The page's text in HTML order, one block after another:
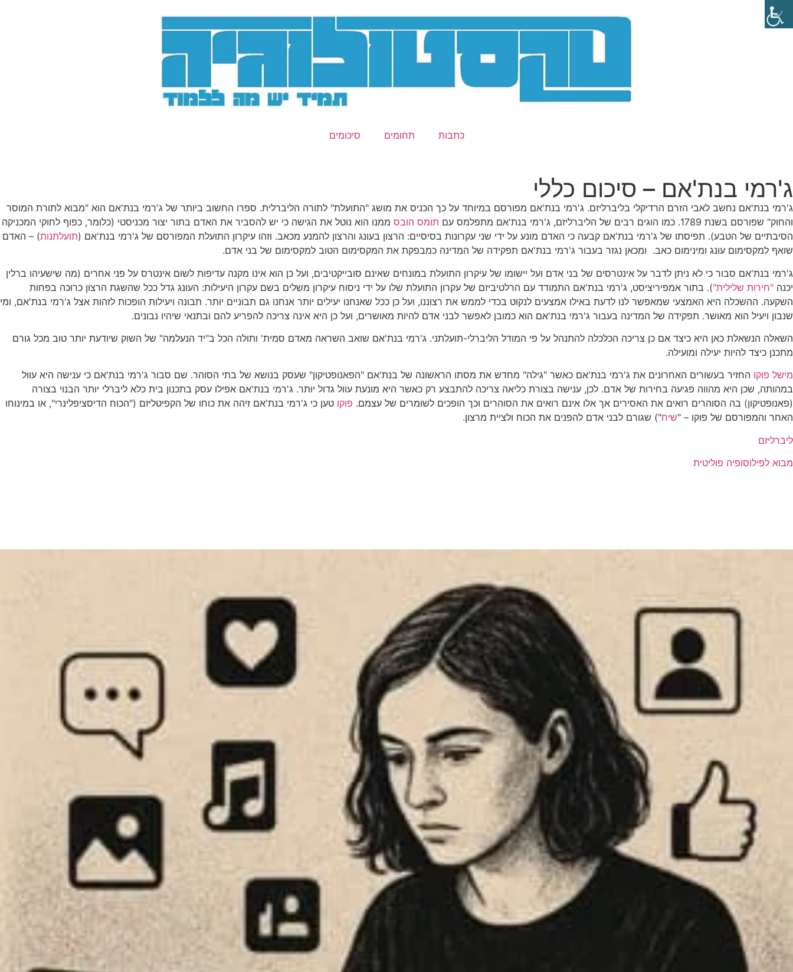
כתבות תחומים סיכומים
ג'רמי בנת'אם – סיכום כללי
ג'רמי בנת'אם נחשב לאבי הזרם הרדיקלי בליברליזם. ג'רמי בנת'אם מפורסם במיוחד על כך הכניס את מושג "התועלת" לתורה הליברלית. ספרו החשוב ביותר של ג'רמי בנת'אם הוא "מבוא לתורת המוסר
והחוק" שפורסם בשנת 1789. כמו הוגים רבים של הליברליזם, ג'רמי בנת'אם מתפלמס עם
תומס הובס ממנו הוא נוטל את הגישה כי יש להסביר את האדם בתור יצור מכניסטי (כלומר, כפוף לחוקי המכניקה
הסיבתיים של הטבע). תפיסתו של ג'רמי בנת'אם קבעה כי האדם מונע על ידי שני עקרונות בסיסיים: הרצון בעונג והרצון להמנע מכאב. וזהו עיקרון התועלת המפורסם של ג'רמי בנת'אם (תועלתנות) – האדם
שואף למקסימום עונג ומינימום כאב. ומכאן נגזר בעבור ג'רמי בנת'אם תפקידה של המדינה כמבפקת את המקסימום הטוב למקסימום של בני אדם.
ג'רמי בנת'אם סבור כי לא ניתן לדבר על אינטרסים של בני אדם ועל יישומו של עיקרון התועלת במונחים שאינם סובייקטיבים, ועל כן הוא אינו מקנה עדיפות לשום אינטרס על פני אחרים (מה שישעיהו ברלין
יכנה "חירות שלילית"). בתור אמפיריציסט, ג'רמי בנת'אם התמודד עם הרלטיביזם של עקרון התועלת שלו על ידי ניסוח עיקרון משלים בשם עקרון היעילות: העונג גדל ככל שהשגת הרצון כרוכה בפחות
השקעה. ההשכלה היא האמצעי שמאפשר לנו לדעת באילו אמצעים לנקוט בכדי לממש את רצוננו, ועל כן ככל שאנחנו יעילים יותר אנחנו גם תבוניים יותר. תבונה ויעילות הופכות לזהות אצל ג'רמי בנת'אם, ומי
שנבון ויעיל הוא מאושר. תפקידה של המדינה בעבור ג'רמי בנת'אם הוא כמובן לאפשר לבני אדם להיות מאושרים, ועל כן היא אינה צריכה להפריע להם ובתנאי שיהיו נבונים.
השאלה הנשאלת כאן היא כיצד אם כן צריכה הכלכלה להתנהל על פי המודל הליברלי-תועלתני. ג'רמי בנת'אם שואב השראה מאדם סמית' ותולה הכל ב"יד הנעלמה" של השוק שיודעת יותר טוב מכל גורם
מתכנן כיצד להיות יעילה ומועילה.
מישל פוקו החזיר בעשורים האחרונים את ג'רמי בנת'אם כאשר "גילה" מחדש את מסתו הראשונה של בנת'אם "הפאנופטיקון" שעסק בנושא של בתי הסוהר. שם סבור ג'רמי בנת'אם כי ענישה היא עוול
במהותה, שכן היא מהווה פגיעה בחירות של אדם. לכן, ענישה בצורת כליאה צריכה להתבצע רק כאשר היא מונעת עוול גדול יותר. ג'רמי בנת'אם אפילו עסק בתכנון בית כלא ליברלי יותר הבנוי בצורה
(פאנופטיקון) בה הסוהרים רואים את האסירים אך אלו אינם רואים את הסוהרים וכך הופכים לשומרים של עצמם. פוקו טען כי ג'רמי בנת'אם זיהה את כוחו של הקפיטליזם ("הכוח הדיסציפלינרי", או במינוחו
האחר והמפורסם של פוקו – "שיח") שגורם לבני אדם להפנים את הכוח ולציית מרצון.
ליברליזם
מבוא לפילוסופיה פוליטית